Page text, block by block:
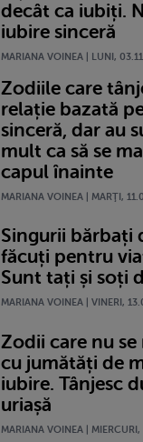
decât ca iubiți.
iubire sinceră
MARIANA VOINEA | LUNI,
Zodiile care
relație bazată
sinceră, dar au
mult ca să se
capul înainte
MARIANA VOINEA | MARŢI,
Singurii bărbați
făcuți pentru
Sunt tați și soți
MARIANA VOINEA | VINERI,
Zodii care nu
cu jumătăți de
iubire. Tânjesc
uriașă
MARIANA VOINEA |